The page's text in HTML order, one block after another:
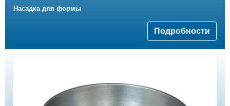
Насадка для формы
Подробности